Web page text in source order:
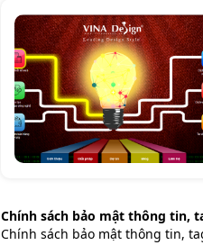
Chính sách bảo mật thông tin,
Chính sách bảo mật thông tin,